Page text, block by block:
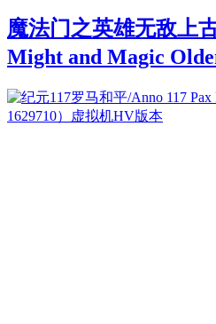
魔法门之英雄无敌上
Might and Magic